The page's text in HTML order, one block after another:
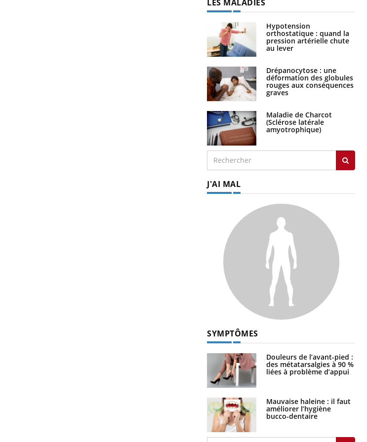
LES MALADIES
Hypotension
orthostatique : quand la
pression artérielle chute
au lever
Drépanocytose : une
déformation des globules
rouges aux conséquences
graves
Maladie de Charcot
(Sclérose latérale
amyotrophique)
J'AI MAL
SYMPTÔMES
Douleurs de l’avant-pied :
des métatarsalgies à 90 %
liées à problème d’appui
Mauvaise haleine : il faut
améliorer l’hygiène
bucco-dentaire